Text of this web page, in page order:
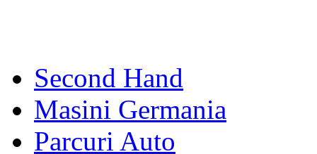
Second Hand
Masini Germania
Parcuri Auto